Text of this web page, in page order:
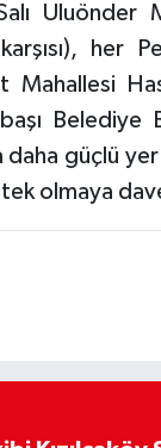
Uluönder
her
Mahallesi
Belediye
güçlü yer
olmaya